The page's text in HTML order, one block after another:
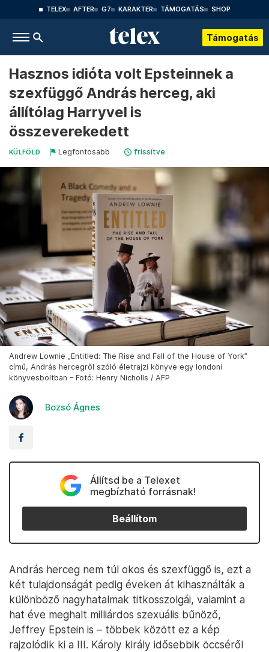
TELEX AFTER G7 KARAKTER TÁMOGATÁS SHOP
Támogatás
Hasznos idióta volt Epsteinnek a
szexfüggő András herceg, aki
állítólag Harryvel is
összeverekedett
KÜLFÖLD Legfontosabb frissítve
Andrew Lownie „Entitled: The Rise and Fall of the House of York”
című, András hercegről szóló életrajzi könyve egy londoni
könyvesboltban – Fotó: Henry Nicholls / AFP
Bozsó Ágnes
Állítsd be a Telexet
megbízható forrásnak!
Beállítom
András herceg nem túl okos és szexfüggő is, ezt a
két tulajdonságát pedig éveken át kihasználták a
különböző nagyhatalmak titkosszolgái, valamint a
hat éve meghalt milliárdos szexuális bűnöző,
Jeffrey Epstein is – többek között ez a kép
rajzolódik ki a III. Károly király idősebbik öccséről